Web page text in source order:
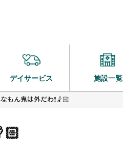
デイサービス 施設一覧
もん鬼は外だわ❗️🤾🏻